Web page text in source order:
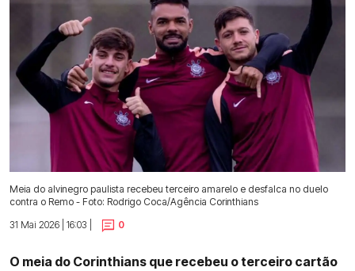
Meia do alvinegro paulista recebeu terceiro amarelo e desfalca no duelo
contra o Remo - Foto: Rodrigo Coca/Agência Corinthians
31 Mai 2026 | 16:03 |
0
O meia do Corinthians que recebeu o terceiro cartão